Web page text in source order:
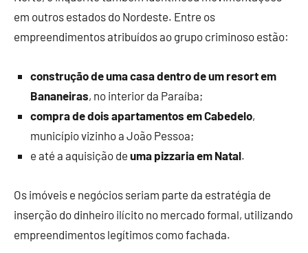
em outros estados do Nordeste. Entre os
empreendimentos atribuídos ao grupo criminoso estão:
construção de uma casa dentro de um resort em
Bananeiras, no interior da Paraíba;
compra de dois apartamentos em Cabedelo,
município vizinho a João Pessoa;
e até a aquisição de uma pizzaria em Natal.
Os imóveis e negócios seriam parte da estratégia de
inserção do dinheiro ilícito no mercado formal, utilizando
empreendimentos legítimos como fachada.